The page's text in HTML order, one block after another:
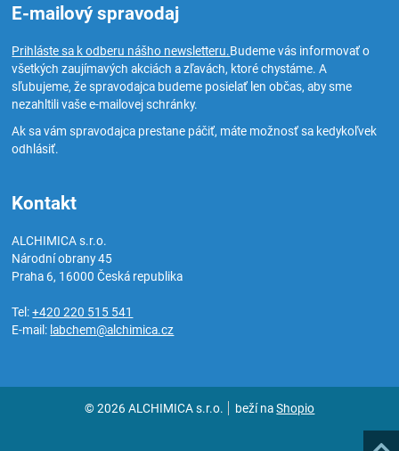
E-mailový spravodaj
Prihláste sa k odberu nášho newsletteru.Budeme vás informovať o
všetkých zaujímavých akciách a zľavách, ktoré chystáme. A
sľubujeme, že spravodajca budeme posielať len občas, aby sme
nezahltili vaše e-mailovej schránky.
Ak sa vám spravodajca prestane páčiť, máte možnosť sa kedykoľvek
odhlásiť.
Kontakt
ALCHIMICA s.r.o.
Národní obrany 45
Praha 6, 16000Česká republika
Tel:+420 220 515 541
E-mail: labchem@alchimica.cz
© 2026 ALCHIMICA s.r.o. beží naShopio
Hore